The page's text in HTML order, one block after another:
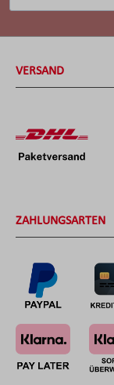
VERSAND
ZAHLUNGSARTEN